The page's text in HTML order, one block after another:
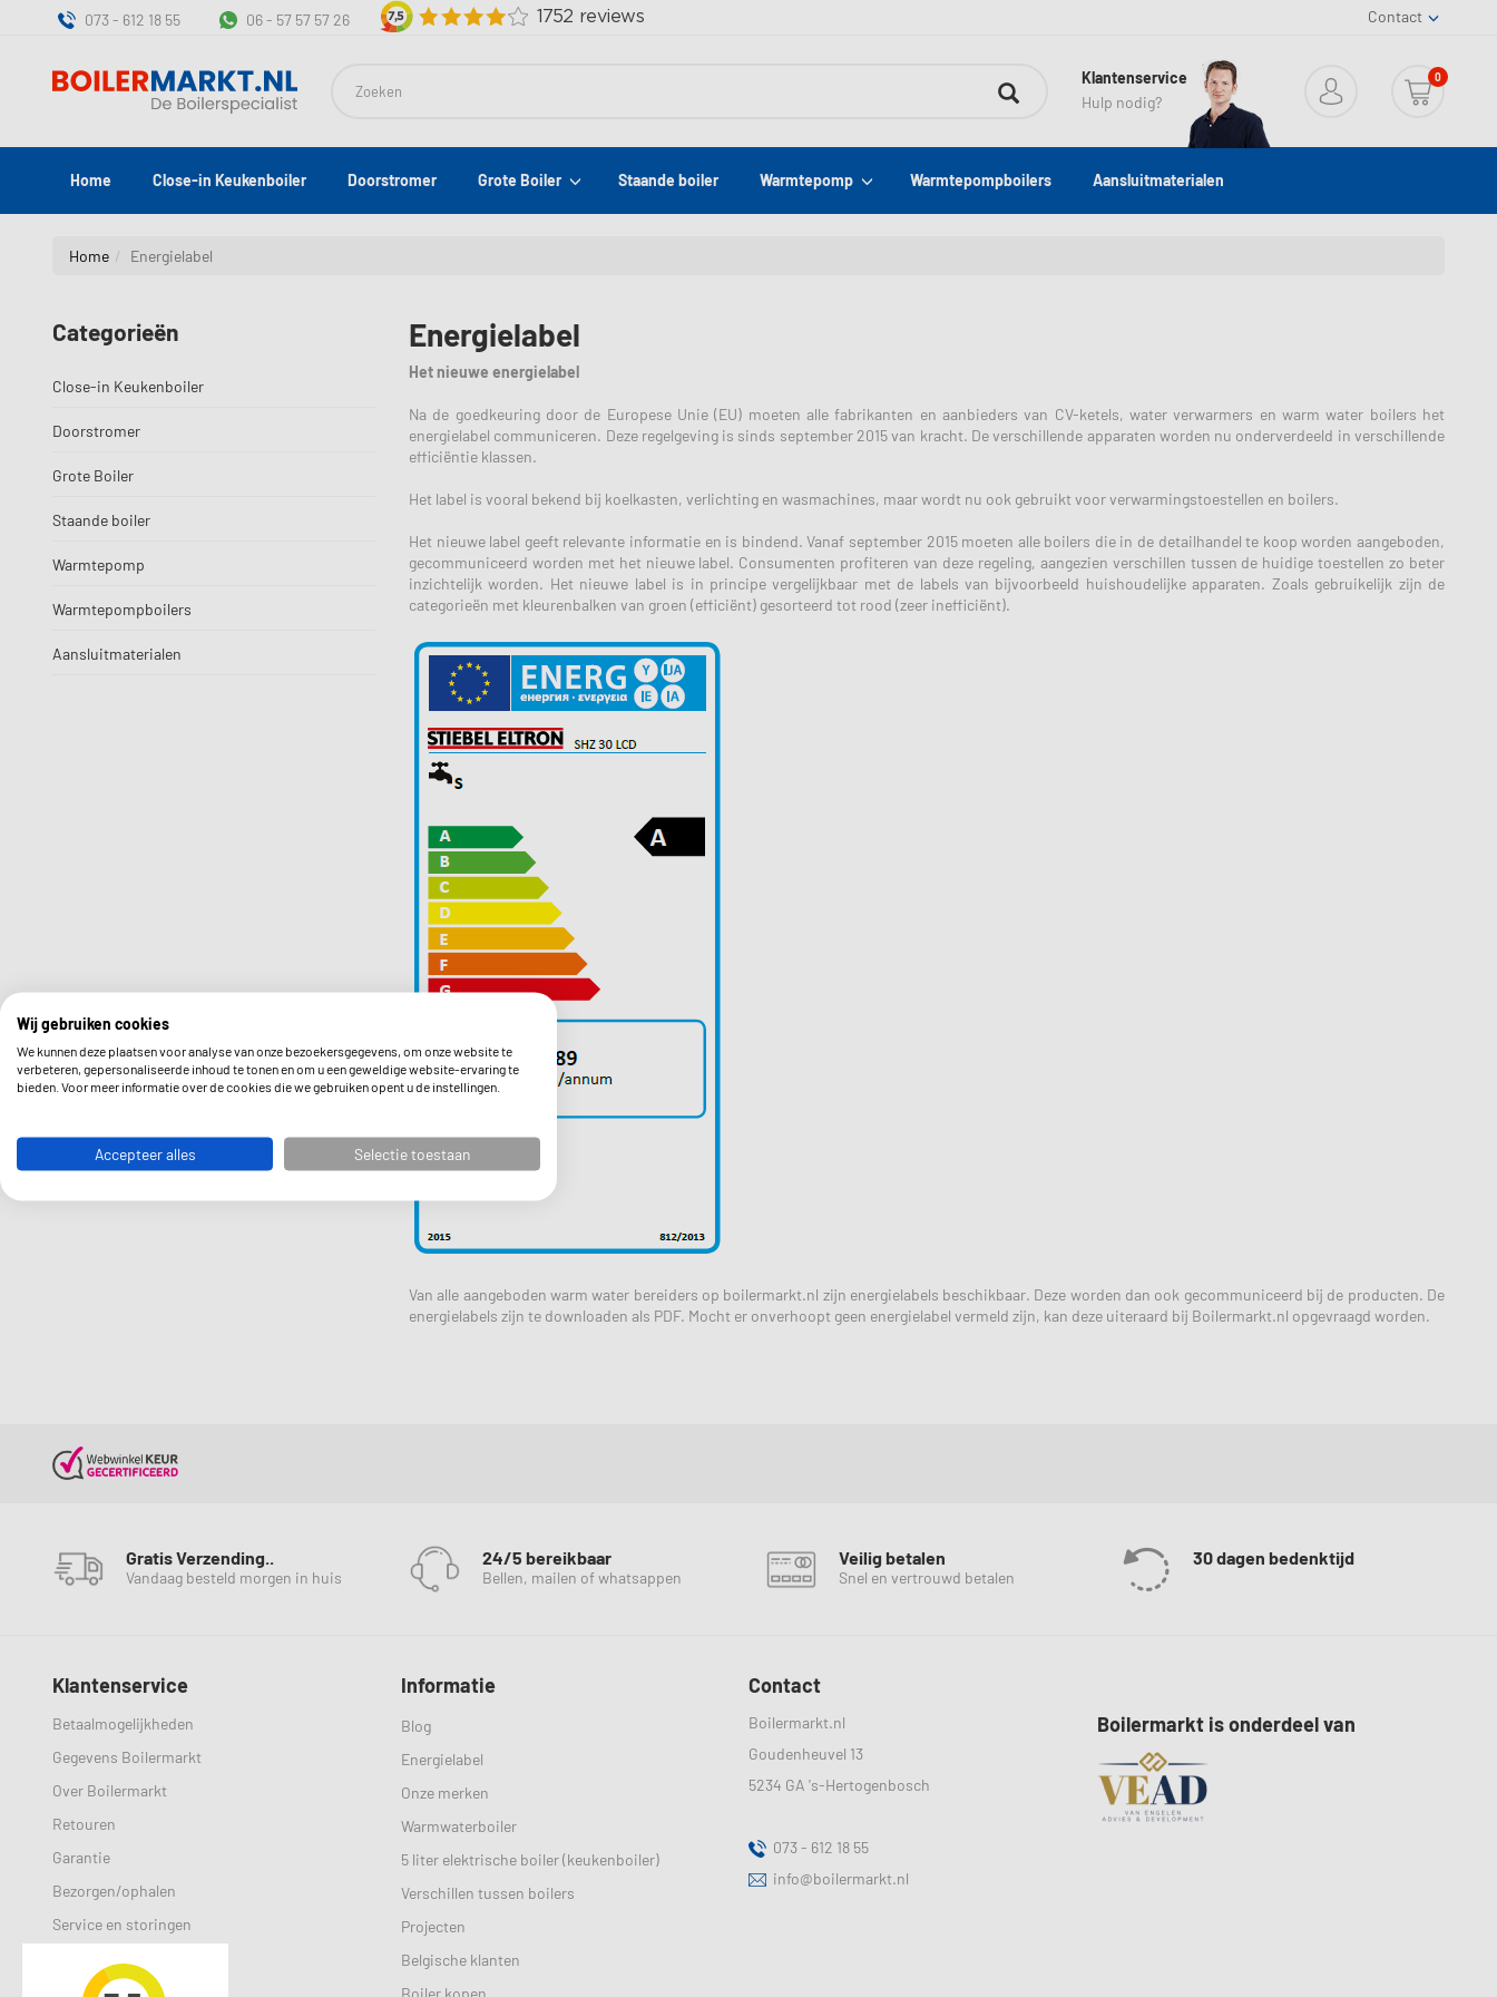
073 - 612 18 55 06 - 57 57 57 26 Contact
Klantenservice
Hulp nodig?
0
Home Close-in Keukenboiler Doorstromer Grote Boiler Staande boiler Warmtepomp Warmtepompboilers Aansluitmaterialen
Home Energielabel
Categorieën
Close-in Keukenboiler
Doorstromer
Grote Boiler
Staande boiler
Warmtepomp
Warmtepompboilers
Aansluitmaterialen
Energielabel
Het nieuwe energielabel
Na de goedkeuring door de Europese Unie (EU) moeten alle fabrikanten en aanbieders van CV-ketels, water verwarmers en warm water boilers het
energielabel communiceren. Deze regelgeving is sinds september 2015 van kracht. De verschillende apparaten worden nu onderverdeeld in verschillende
efficiëntie klassen.
Het label is vooral bekend bij koelkasten, verlichting en wasmachines, maar wordt nu ook gebruikt voor verwarmingstoestellen en boilers.
Het nieuwe label geeft relevante informatie en is bindend. Vanaf september 2015 moeten alle boilers die in de detailhandel te koop worden aangeboden,
gecommuniceerd worden met het nieuwe label. Consumenten profiteren van deze regeling, aangezien verschillen tussen de huidige toestellen zo beter
inzichtelijk worden. Het nieuwe label is in principe vergelijkbaar met de labels van bijvoorbeeld huishoudelijke apparaten. Zoals gebruikelijk zijn de
categorieën met kleurenbalken van groen (efficiënt) gesorteerd tot rood (zeer inefficiënt).
Van alle aangeboden warm water bereiders op boilermarkt.nl zijn energielabels beschikbaar. Deze worden dan ook gecommuniceerd bij de producten. De
energielabels zijn te downloaden als PDF. Mocht er onverhoopt geen energielabel vermeld zijn, kan deze uiteraard bij Boilermarkt.nl opgevraagd worden.
Gratis Verzending..
Vandaag besteld morgen in huis
24/5 bereikbaar
Bellen, mailen of whatsappen
Veilig betalen
Snel en vertrouwd betalen
30 dagen bedenktijd
Klantenservice
Betaalmogelijkheden
Gegevens Boilermarkt
Over Boilermarkt
Retouren
Garantie
Bezorgen/ophalen
Service en storingen
Veelgestelde vragen
Informatie
Blog
Energielabel
Onze merken
Warmwaterboiler
5 liter elektrische boiler (keukenboiler)
Verschillen tussen boilers
Projecten
Belgische klanten
Boiler kopen
Contact
Boilermarkt.nl
Goudenheuvel 13
5234 GA 's-Hertogenbosch
073 - 612 18 55
info@boilermarkt.nl
Boilermarkt is onderdeel van
Wij gebruiken cookies
We kunnen deze plaatsen voor analyse van onze bezoekersgegevens, om onze website te
verbeteren, gepersonaliseerde inhoud te tonen en om u een geweldige website-ervaring te
bieden. Voor meer informatie over de cookies die we gebruiken opent u de instellingen.
Accepteer alles Selectie toestaan